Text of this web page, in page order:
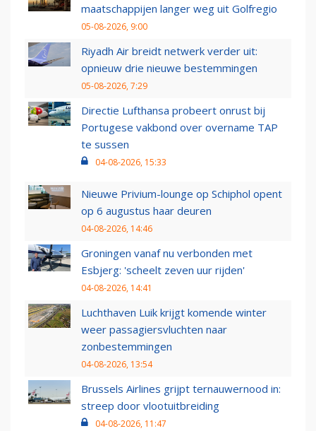
maatschappijen langer weg uit Golfregio
05-08-2026, 9:00
Riyadh Air breidt netwerk verder uit:
opnieuw drie nieuwe bestemmingen
05-08-2026, 7:29
Directie Lufthansa probeert onrust bij
Portugese vakbond over overname TAP
te sussen
04-08-2026, 15:33
Nieuwe Privium-lounge op Schiphol opent
op 6 augustus haar deuren
04-08-2026, 14:46
Groningen vanaf nu verbonden met
Esbjerg: 'scheelt zeven uur rijden'
04-08-2026, 14:41
Luchthaven Luik krijgt komende winter
weer passagiersvluchten naar
zonbestemmingen
04-08-2026, 13:54
Brussels Airlines grijpt ternauwernood in:
streep door vlootuitbreiding
04-08-2026, 11:47